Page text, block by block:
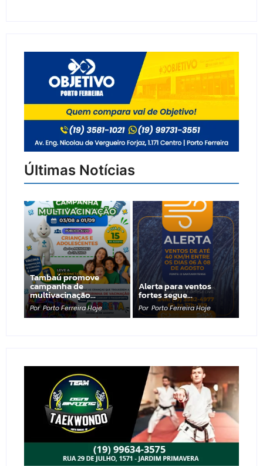
Últimas Notícias
Tambaú promove
campanha de
multivacinação…
Por Porto Ferreira Hoje
Alerta para ventos
fortes segue…
Por Porto Ferreira Hoje